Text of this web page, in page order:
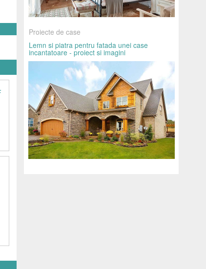
Proiecte de case
Lemn si piatra pentru fatada unei case
incantatoare - proiect si imagini